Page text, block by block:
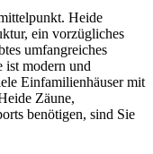
Heide
ein vorzügliches
umfangreiches
modern und
Einfamilienhäuser mit
Zäune,
benötigen, sind Sie